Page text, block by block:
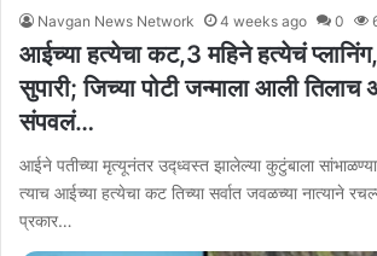
Navgan News Network 4 weeks ago 0
आईच्या हत्येचा कट,3 महिने हत्येचं
सुपारी; जिच्या पोटी जन्माला आली तिलाच
संपवलं…
आईने पतीच्या मृत्यूनंतर उद्ध्वस्त झालेल्या कुटुंबाला
त्याच आईच्या हत्येचा कट तिच्या सर्वात जवळच्या नात्याने
प्रकार…